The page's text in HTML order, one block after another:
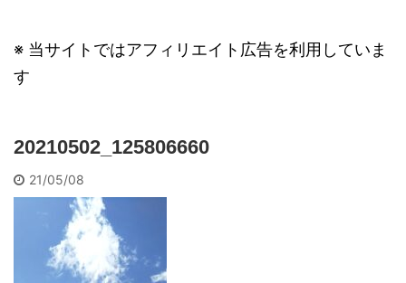
※ 当サイトではアフィリエイト広告を利用していま
す
20210502_125806660
21/05/08